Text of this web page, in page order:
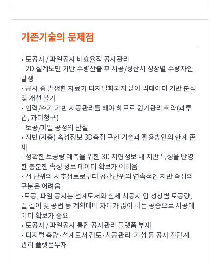
기존기술의 문제점
• 토공사 / 파일공사 비효율적 공사관리
- 2D 설계도면 기반 수량산출 후 시공/정산시 성상별 수량차인
발생
- 공사 중 발생한 자료가 디지털화되지 않아 빅데이터 기반 분석
및 개선 불가
- 인력/수기 기반 시공관리를 해야 하므로 원가관리 취약(과투
입, 과다청구)
- 토공/파일 공정의 단절
• 지반(지층) 속성정보 3D측정 구현 기술과 활용방안의 한계 존
재
- 정확한 토공량 예측을 위한 3D 지형정보 내 지반 특성을 반영
한 충분한 속성 정보 데이터 확보가 어려움
- 점 단위의 시추정보로부터 공간단위의 연속적인 지반 속성의
구분은 어려움
-토공, 파일 공사는 설계도서와 실제 시공시 암 성상별 토공량,
일 길이 및 공법 등 계획대비 차이가 많이 나는 공종으로 시공데
이터 확보가 중요
• 토공사 / 파일공사 통합 공사관리 플랫폼 부재
- 디지털 측량·설계도서 검토·시공관리·기성 등 공사 전단계
관리 플랫폼부재